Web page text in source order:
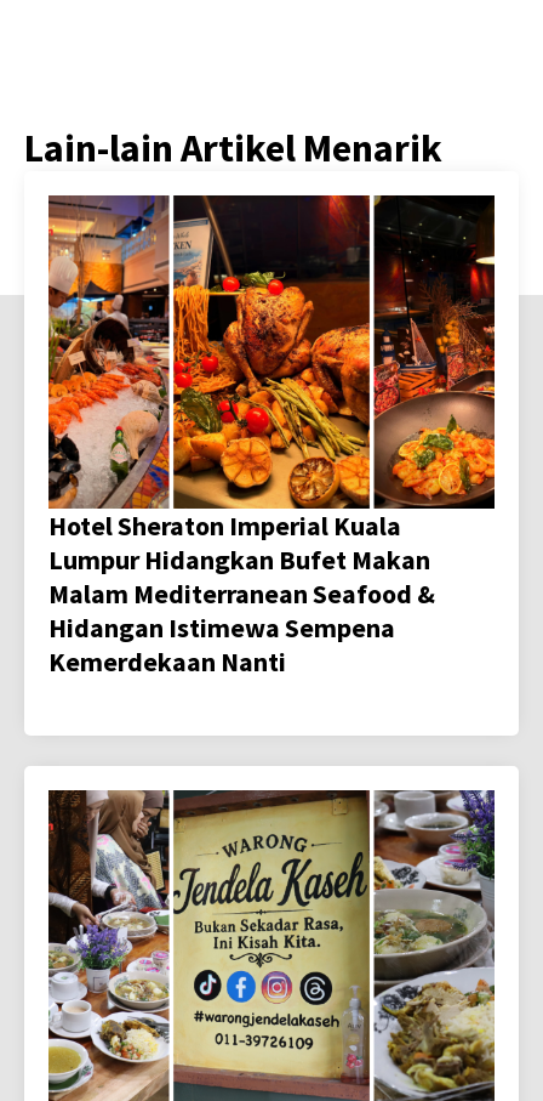
Lain-lain Artikel Menarik
Hotel Sheraton Imperial Kuala
Lumpur Hidangkan Bufet Makan
Malam Mediterranean Seafood &
Hidangan Istimewa Sempena
Kemerdekaan Nanti